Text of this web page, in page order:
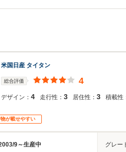
米国日産 タイタン
総合評価 4
デザイン： 4 走行性： 3 居住性： 3 積載性
が載せやすい
9～生産中 グレー